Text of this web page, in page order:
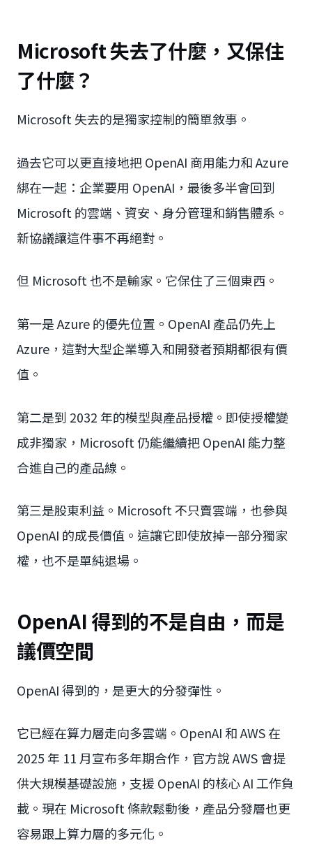
Microsoft 失去了什麼，又保住
了什麼？
Microsoft 失去的是獨家控制的簡單敘事。
過去它可以更直接地把 OpenAI 商用能力和 Azure
綁在一起：企業要用 OpenAI，最後多半會回到
Microsoft 的雲端、資安、身分管理和銷售體系。
新協議讓這件事不再絕對。
但 Microsoft 也不是輸家。它保住了三個東西。
第一是 Azure 的優先位置。OpenAI 產品仍先上
Azure，這對大型企業導入和開發者預期都很有價
值。
第二是到 2032 年的模型與產品授權。即使授權變
成非獨家，Microsoft 仍能繼續把 OpenAI 能力整
合進自己的產品線。
第三是股東利益。Microsoft 不只賣雲端，也參與
OpenAI 的成長價值。這讓它即使放掉一部分獨家
權，也不是單純退場。
OpenAI 得到的不是自由，而是
議價空間
OpenAI 得到的，是更大的分發彈性。
它已經在算力層走向多雲端。OpenAI 和 AWS 在
2025 年 11 月宣布多年期合作，官方說 AWS 會提
供大規模基礎設施，支援 OpenAI 的核心 AI 工作負
載。現在 Microsoft 條款鬆動後，產品分發層也更
容易跟上算力層的多元化。